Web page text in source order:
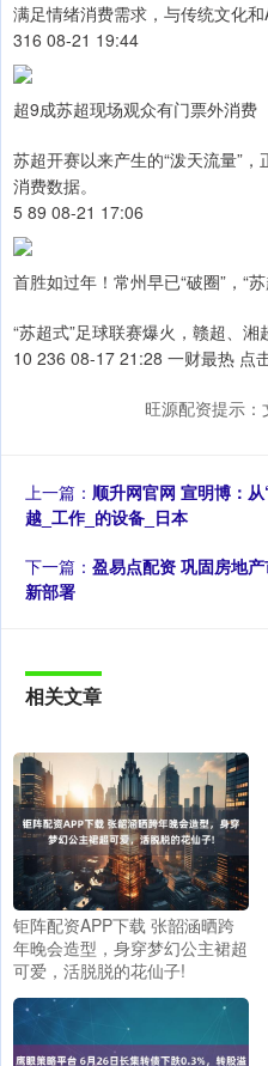
满足情绪消费需求，与传统文化和
316 08-21 19:44
超9成苏超现场观众有门票外消费
苏超开赛以来产生的“泼天流量”
消费数据。
5 89 08-21 17:06
首胜如过年！常州早已“破圈”，“
“苏超式”足球联赛爆火，赣超、湘
10 236 08-17 21:28 一财最热 点
旺源配资提示：
上一篇： 顺升网官网 宣明博：
越_工作_的设备_日本
下一篇： 盈易点配资 巩固房地
新部署
相关文章
钜阵配资APP下载 张韶涵晒跨
年晚会造型，身穿梦幻公主裙超
可爱，活脱脱的花仙子!